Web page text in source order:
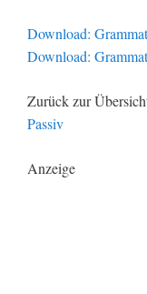
Download:
Download:
Zurück zur
Passiv
Anzeige